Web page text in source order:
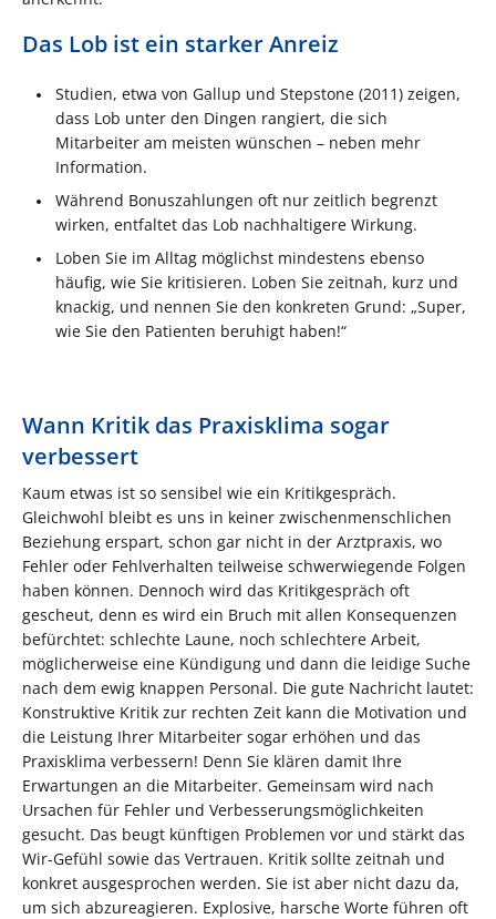
Das Lob ist ein starker Anreiz
Studien, etwa von Gallup und Stepstone (2011) zeigen,
dass Lob unter den Dingen rangiert, die sich
Mitarbeiter am meisten wünschen – neben mehr
Information.
Während Bonuszahlungen oft nur zeitlich begrenzt
wirken, entfaltet das Lob nachhaltigere Wirkung.
Loben Sie im Alltag möglichst mindestens ebenso
häufig, wie Sie kritisieren. Loben Sie zeitnah, kurz und
knackig, und nennen Sie den konkreten Grund: „Super,
wie Sie den Patienten beruhigt haben!“
Wann Kritik das Praxisklima sogar
verbessert
Kaum etwas ist so sensibel wie ein Kritikgespräch.
Gleichwohl bleibt es uns in keiner zwischenmenschlichen
Beziehung erspart, schon gar nicht in der Arztpraxis, wo
Fehler oder Fehlverhalten teilweise schwerwiegende Folgen
haben können. Dennoch wird das Kritikgespräch oft
gescheut, denn es wird ein Bruch mit allen Konsequenzen
befürchtet: schlechte Laune, noch schlechtere Arbeit,
möglicherweise eine Kündigung und dann die leidige Suche
nach dem ewig knappen Personal. Die gute Nachricht lautet:
Konstruktive Kritik zur rechten Zeit kann die Motivation und
die Leistung Ihrer Mitarbeiter sogar erhöhen und das
Praxisklima verbessern! Denn Sie klären damit Ihre
Erwartungen an die Mitarbeiter. Gemeinsam wird nach
Ursachen für Fehler und Verbesserungsmöglichkeiten
gesucht. Das beugt künftigen Problemen vor und stärkt das
Wir-Gefühl sowie das Vertrauen. Kritik sollte zeitnah und
konkret ausgesprochen werden. Sie ist aber nicht dazu da,
um sich abzureagieren. Explosive, harsche Worte führen oft